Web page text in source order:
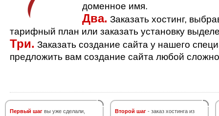
доменное имя.
Два. Заказать хостинг,
тарифный план или заказать установку
Три. Заказать создание сайта у нашего
предложить вам создание сайта любой
Первый шаг вы уже сделали,
Второй шаг - заказ хостинга из